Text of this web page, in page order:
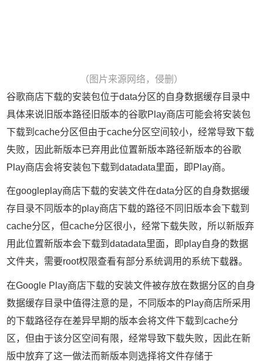
（图片来源网络，侵删）
谷歌商店下载的安装包位于data分区的自身数据缓存目录中
具体来说旧版本路径旧版本的谷歌Play商店可能会将安装包
下载到cache分区但由于cache分区空间较小，经常导致下载
失败，因此新版本已弃用此位置新版本路径新版本的谷歌
Play商店会将安装包下载到datadata里面，即Play商。
在googleplay商店下载的安装文件在data分区的自身数据缓
存目录不同版本的play商店下载的路径不同旧版本会下载到
cache分区，但cache分区很小，经常下载失败，所以新版弃
用此位置新版本会下载到datadata里面，即play自身的数据
文件夹，需要root权限查看有部分系统调用的系统下载器。
在Google Play商店下载的安装文件被存放在数据分区的自身
数据缓存目录中值得注意的是，不同版本的Play商店所采用
的下载路径存在差异早期的版本会将文件下载到cache分
区，但由于该分区空间有限，经常导致下载失败，因此在新
版中放弃了这一做法而新版本则选择将文件存储于